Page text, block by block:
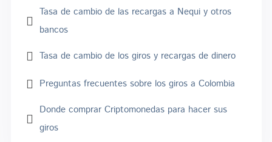
Tasa de cambio de las recargas a Nequi y otros
bancos
Tasa de cambio de los giros y recargas de dinero
Preguntas frecuentes sobre los giros a Colombia
Donde comprar Criptomonedas para hacer sus
giros